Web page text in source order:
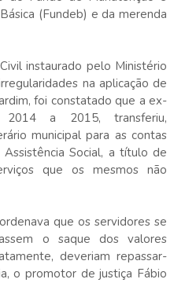
(Fundeb) e da merenda
instaurado pelo Ministério
na aplicação de
foi constatado que a ex-
a 2015, transferiu,
municipal para as contas
Social, a título de
que os mesmos não
que os servidores se
o saque dos valores
deveriam repassar-
o promotor de justiça Fábio